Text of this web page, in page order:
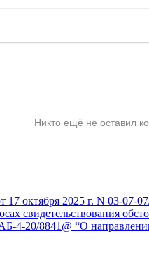
Никто ещё не оставил
октября 2025 г. N 03-07-
свидетельствования
4-20/8841@ “О